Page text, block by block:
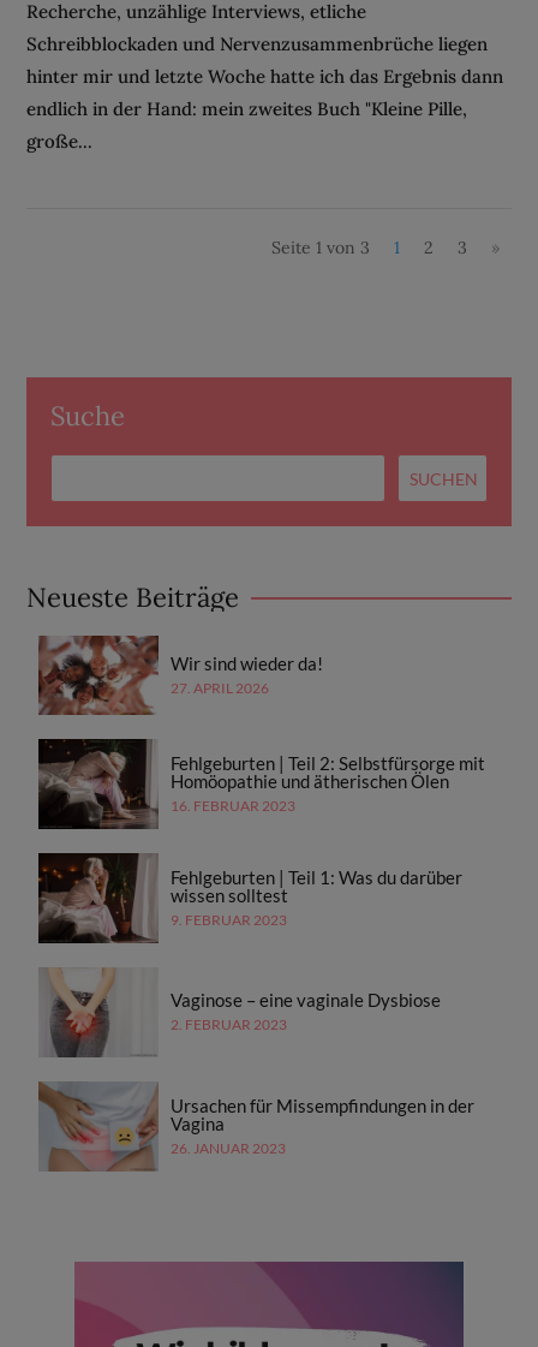
Recherche, unzählige Interviews, etliche
Schreibblockaden und Nervenzusammenbrüche liegen
hinter mir und letzte Woche hatte ich das Ergebnis dann
endlich in der Hand: mein zweites Buch "Kleine Pille,
große...
Seite 1 von 3 1 2 3 »
Suche
Neueste Beiträge
Wir sind wieder da!
27. APRIL 2026
Fehlgeburten | Teil 2: Selbstfürsorge mit
Homöopathie und ätherischen Ölen
16. FEBRUAR 2023
Fehlgeburten | Teil 1: Was du darüber
wissen solltest
9. FEBRUAR 2023
Vaginose – eine vaginale Dysbiose
2. FEBRUAR 2023
Ursachen für Missempfindungen in der
Vagina
26. JANUAR 2023